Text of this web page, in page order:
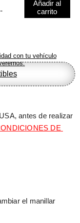
Añadir al
carrito
con tu vehículo
antes de realizar
DE
el manillar